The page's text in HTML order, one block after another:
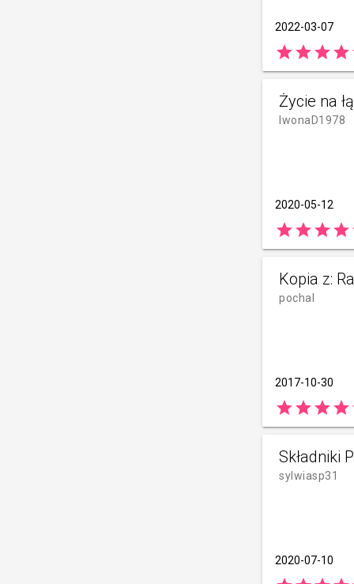
2022-03-07
starstarstarstar
Życie na
IwonaD1978
2020-05-12
starstarstarstar
Kopia z:
pochal
2017-10-30
starstarstarstar
Składniki
sylwiasp31
2020-07-10